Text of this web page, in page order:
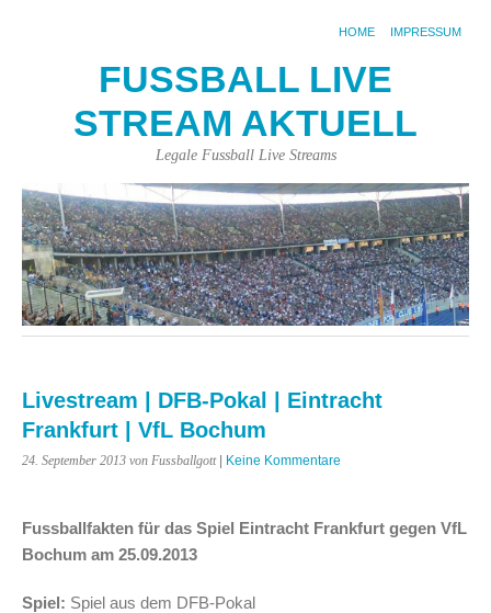
HOME IMPRESSUM
FUSSBALL LIVE
STREAM AKTUELL
Legale Fussball Live Streams
Livestream | DFB-Pokal | Eintracht
Frankfurt | VfL Bochum
24. September 2013 von Fussballgott| Keine Kommentare
Fussballfakten für das Spiel Eintracht Frankfurt gegen VfL
Bochum am 25.09.2013
Spiel: Spiel aus dem DFB-Pokal